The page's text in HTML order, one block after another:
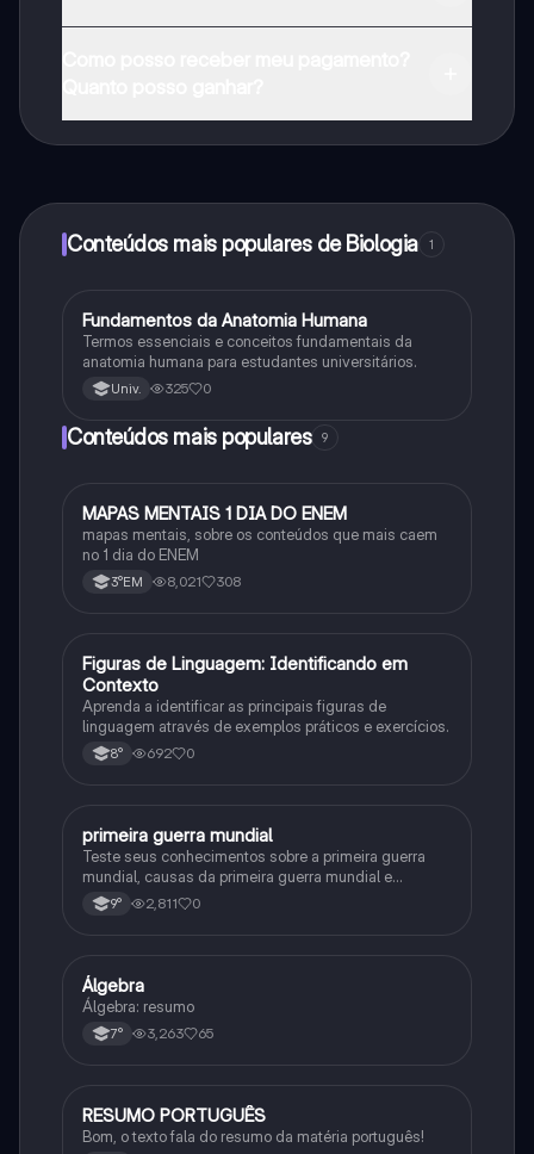
Conteúdos mais populares de Biologia 1
FBiologia
Fundamentos da Anatomia Humana
Termos essenciais e conceitos fundamentais da
anatomia humana para estudantes universitários.
Univ. 325 0
Conteúdos mais populares 9
Português
MAPAS MENTAIS 1 DIA DO ENEM
mapas mentais, sobre os conteúdos que mais caem
no 1 dia do ENEM
3°EM 8,021 308
FPortuguês
Figuras de Linguagem: Identificando em
Contexto
Aprenda a identificar as principais figuras de
linguagem através de exemplos práticos e exercícios.
8° 692 0
História
primeira guerra mundial
Teste seus conhecimentos sobre a primeira guerra
mundial, causas da primeira guerra mundial e
consequências da Primeira Guerra Mundial, fases da
primeira guerra mundial
9° 2,811 0
Matematica
Álgebra
Álgebra: resumo
7° 3,263 65
Português
RESUMO PORTUGUÊS
Bom, o texto fala do resumo da matéria português!